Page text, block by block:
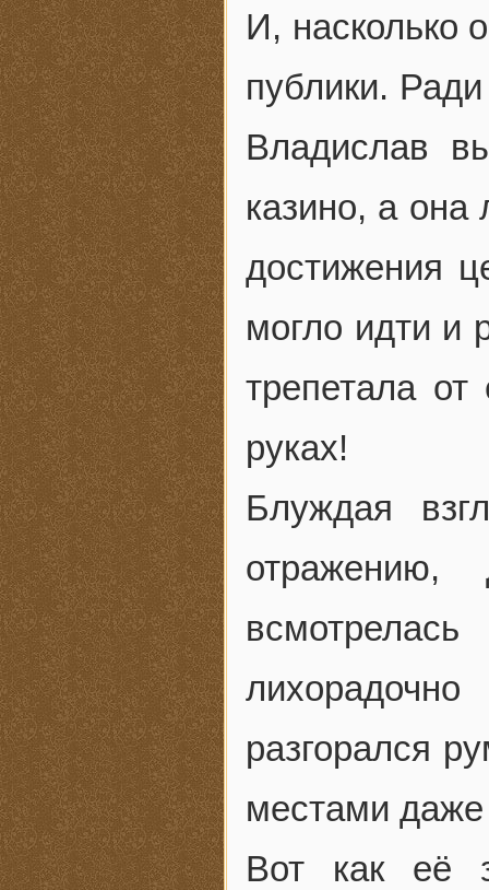
И, насколько
публики.
Владислав
казино, а она
достижения
могло идти и
трепетала
руках!
Блуждая
отражению,
разгорался
местами даже
Вот как её